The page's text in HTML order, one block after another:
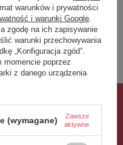
opinię
5/5
warunków i prywatności
i warunki Google
zgodę na ich zapisywanie
warunki przechowywania
„Konfiguracja zgód”.
momencie poprzez
z danego urządzenia
(wymagane)
Zawsze
aktywne